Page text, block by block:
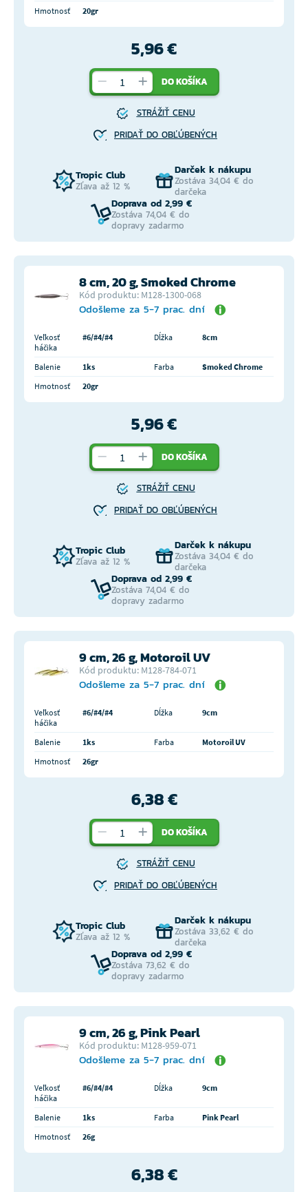
Hmotnosť
20gr
5,96 €
DO KOŠÍKA
STRÁŽIŤ CENU
PRIDAŤ DO OBĽÚBENÝCH
Tropic Club
Zľava až 12 %
Darček k nákupu
Zostáva 34,04 € do
darčeka
Doprava od 2,99 €
Zostáva 74,04 € do
dopravy zadarmo
8 cm, 20 g, Smoked Chrome
Kód produktu: M128-1300-068
Odošleme za 5-7 prac. dní
Veľkosť
háčika
#6/#4/#4 Dĺžka 8cm
Balenie 1ks Farba
Smoked Chrome
Hmotnosť
20gr
5,96 €
DO KOŠÍKA
STRÁŽIŤ CENU
PRIDAŤ DO OBĽÚBENÝCH
Tropic Club
Zľava až 12 %
Darček k nákupu
Zostáva 34,04 € do
darčeka
Doprava od 2,99 €
Zostáva 74,04 € do
dopravy zadarmo
9 cm, 26 g, Motoroil UV
Kód produktu: M128-784-071
Odošleme za 5-7 prac. dní
Veľkosť
háčika
#6/#4/#4 Dĺžka 9cm
Balenie 1ks Farba
Motoroil UV
Hmotnosť
26gr
6,38 €
DO KOŠÍKA
STRÁŽIŤ CENU
PRIDAŤ DO OBĽÚBENÝCH
Tropic Club
Zľava až 12 %
Darček k nákupu
Zostáva 33,62 € do
darčeka
Doprava od 2,99 €
Zostáva 73,62 € do
dopravy zadarmo
9 cm, 26 g, Pink Pearl
Kód produktu: M128-959-071
Odošleme za 5-7 prac. dní
Veľkosť
háčika
#6/#4/#4 Dĺžka 9cm
Balenie 1ks Farba
Pink Pearl
Hmotnosť
26g
6,38 €